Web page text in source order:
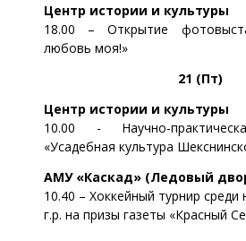
Центр истории и культуры
18.00 – Открытие
любовь моя!»
21 (Пт)
Центр истории и культуры
10.00 - Научно-
«Усадебная культура
АМУ «Каскад» (Ледовый
10.40 – Хоккейный турнир
г.р. на призы газеты «Красный